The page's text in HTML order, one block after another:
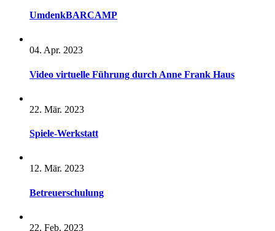
UmdenkBARCAMP
04. Apr. 2023
Video virtuelle Führung durch Anne Frank Haus
22. Mär. 2023
Spiele-Werkstatt
12. Mär. 2023
Betreuerschulung
22. Feb. 2023